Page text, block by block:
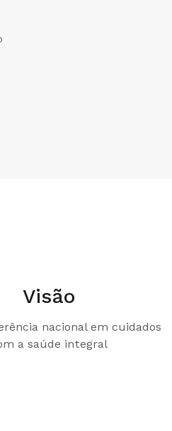
Visão
nacional em cuidados
a saúde integral